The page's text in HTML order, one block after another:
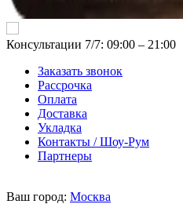
Консультации 7/7: 09:00 ‒ 21:00
Заказать звонок
Рассрочка
Оплата
Доставка
Укладка
Контакты / Шоу-Рум
Партнеры
Ваш город: Москва